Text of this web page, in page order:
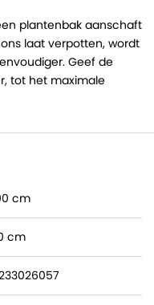
plantenbak aanschaft
laat verpotten, wordt
Geef de
tot het maximale
cm
cm